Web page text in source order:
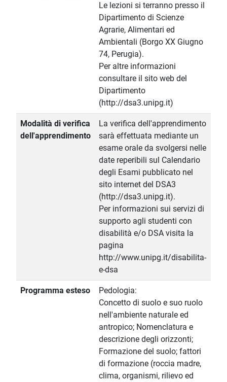
Le lezioni si terranno presso il
Dipartimento di Scienze
Agrarie, Alimentari ed
Ambientali (Borgo XX Giugno
74, Perugia).
Per altre informazioni
consultare il sito web del
Dipartimento
(http://dsa3.unipg.it)
Modalità di verifica
dell'apprendimento
La verifica dell'apprendimento
sarà effettuata mediante un
esame orale da svolgersi nelle
date reperibili sul Calendario
degli Esami pubblicato nel
sito internet del DSA3
(http://dsa3.unipg.it).
Per informazioni sui servizi di
supporto agli studenti con
disabilità e/o DSA visita la
pagina
http://www.unipg.it/disabilita-
e-dsa
Programma esteso
Pedologia:
Concetto di suolo e suo ruolo
nell'ambiente naturale ed
antropico; Nomenclatura e
descrizione degli orizzonti;
Formazione del suolo; fattori
di formazione (roccia madre,
clima, organismi, rilievo ed